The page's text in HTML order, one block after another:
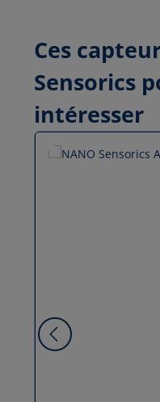
Ces
Sensorics
intéresser